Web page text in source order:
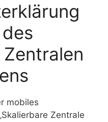
mobiles
Zentrale